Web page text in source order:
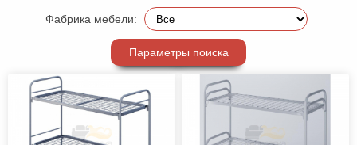
гостиную
Столы
Фабрика мебели:
Параметры поиска